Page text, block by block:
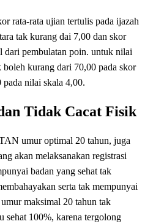
rata-rata ujian tertulis pada ijazah
tak kurang dai 7,00 dan skor
dari pembulatan poin. untuk nilai
boleh kurang dari 70,00 pada skor
pada nilai skala 4,00.
Tidak Cacat Fisik
umur optimal 20 tahun, juga
akan melaksanakan registrasi
badan yang sehat tak
serta tak mempunyai
maksimal 20 tahun tak
sehat 100%, karena tergolong